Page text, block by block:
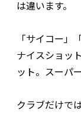
は違います。
「サイコー」
ナイスショッ
ット。スーパ
クラブだけで